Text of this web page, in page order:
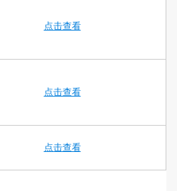
点击查看
点击查看
点击查看